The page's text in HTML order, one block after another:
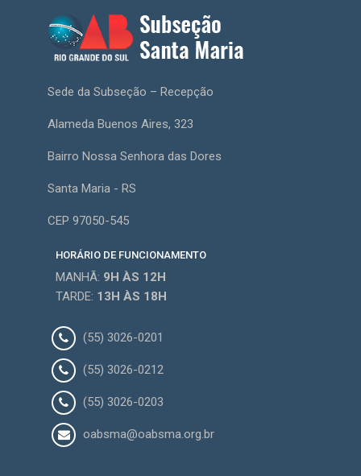
Sede da Subseção – Recepção
Alameda Buenos Aires, 323
Bairro Nossa Senhora das Dores
Santa Maria - RS
CEP 97050-545
HORÁRIO DE FUNCIONAMENTO
MANHÃ: 9H ÀS 12H
TARDE: 13H ÀS 18H
(55) 3026-0201
(55) 3026-0212
(55) 3026-0203
oabsma@oabsma.org.br